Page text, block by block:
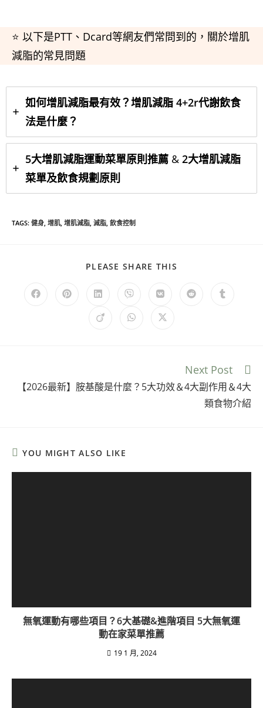
⭐ 以下是PTT、Dcard等網友們常問到的，關於增肌
減脂的常見問題
如何增肌減脂最有效？增肌減脂 4+2r代謝飲食
法是什麼？
5大增肌減脂運動菜單原則推薦 & 2大增肌減脂
菜單及飲食規劃原則
TAGS: 健身, 增肌, 增肌減脂, 減脂, 飲食控制
PLEASE SHARE THIS
Next Post
【2026最新】胺基酸是什麼？5大功效＆4大副作用＆4大
類食物介紹
YOU MIGHT ALSO LIKE
無氧運動有哪些項目？6大基礎&進階項目 5大無氧運
動在家菜單推薦
19 1 月, 2024